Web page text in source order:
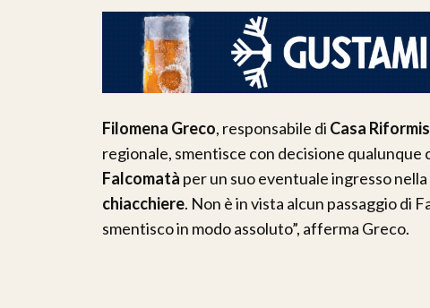
Filomena Greco, responsabile di Casa
regionale, smentisce con decisione
Falcomatà per un suo eventuale ingresso
chiacchiere. Non è in vista alcun passaggio di
smentisco in modo assoluto”, afferma Greco.